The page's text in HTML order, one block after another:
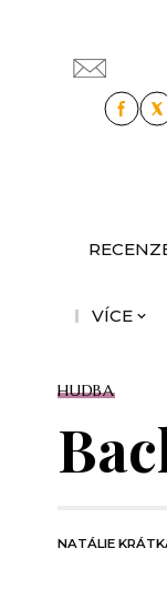
VÍCE
HUDBA
NATÁLIE